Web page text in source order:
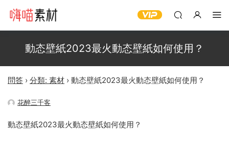
動态壁紙2023最火動态壁紙如何使用？
問答 › 分類: 素材 › 動态壁紙2023最火動态壁紙如何使用？
花醉三千客
動态壁紙2023最火動态壁紙如何使用？